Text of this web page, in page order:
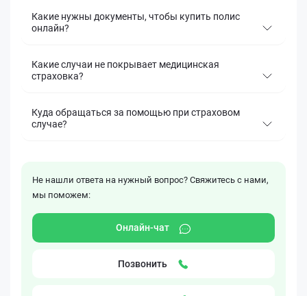
Какие нужны документы, чтобы купить полис
онлайн?
Какие случаи не покрывает медицинская
страховка?
Куда обращаться за помощью при страховом
случае?
Не нашли ответа на нужный вопрос? Свяжитесь с нами,
мы поможем:
Онлайн-чат
Позвонить